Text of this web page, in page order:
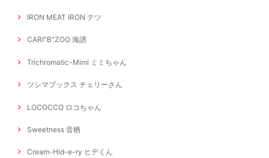
IRON MEAT IRON テツ
CARI"B"ZOO 海譜
Trichromatic-Mimi ミミちゃん
ツシマブックス チェリーさん
LOCOCCO ロコちゃん
Sweetness 音栖
Cream-Hid-e-ry ヒデくん